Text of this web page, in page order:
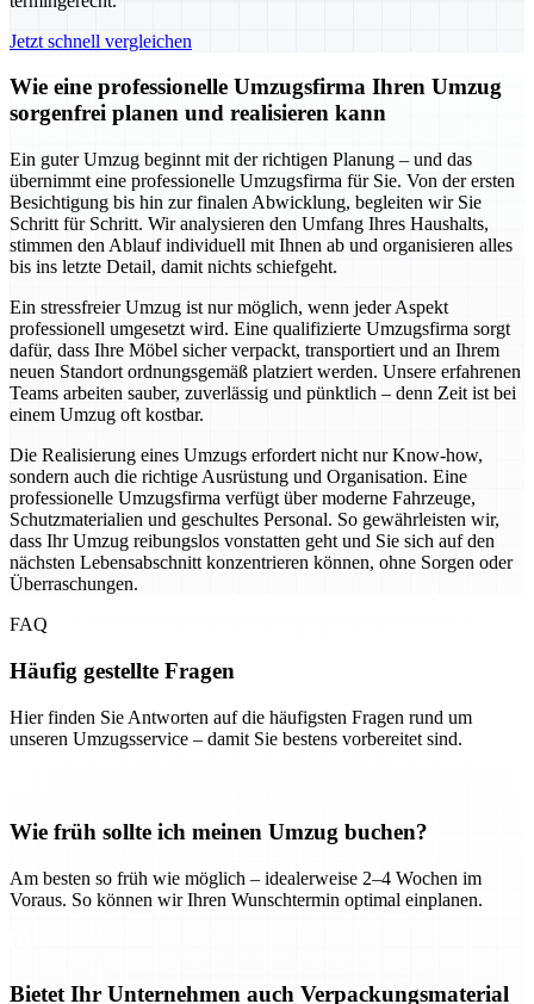
Jetzt schnell vergleichen
Wie eine professionelle Umzugsfirma Ihren Umzug
sorgenfrei planen und realisieren kann
Ein guter Umzug beginnt mit der richtigen Planung – und das
übernimmt eine professionelle Umzugsfirma für Sie. Von der ersten
Besichtigung bis hin zur finalen Abwicklung, begleiten wir Sie
Schritt für Schritt. Wir analysieren den Umfang Ihres Haushalts,
stimmen den Ablauf individuell mit Ihnen ab und organisieren alles
bis ins letzte Detail, damit nichts schiefgeht.
Ein stressfreier Umzug ist nur möglich, wenn jeder Aspekt
professionell umgesetzt wird. Eine qualifizierte Umzugsfirma sorgt
dafür, dass Ihre Möbel sicher verpackt, transportiert und an Ihrem
neuen Standort ordnungsgemäß platziert werden. Unsere erfahrenen
Teams arbeiten sauber, zuverlässig und pünktlich – denn Zeit ist bei
einem Umzug oft kostbar.
Die Realisierung eines Umzugs erfordert nicht nur Know-how,
sondern auch die richtige Ausrüstung und Organisation. Eine
professionelle Umzugsfirma verfügt über moderne Fahrzeuge,
Schutzmaterialien und geschultes Personal. So gewährleisten wir,
dass Ihr Umzug reibungslos vonstatten geht und Sie sich auf den
nächsten Lebensabschnitt konzentrieren können, ohne Sorgen oder
Überraschungen.
FAQ
Häufig gestellte Fragen
Hier finden Sie Antworten auf die häufigsten Fragen rund um
unseren Umzugsservice – damit Sie bestens vorbereitet sind.
Wie früh sollte ich meinen Umzug buchen?
Am besten so früh wie möglich – idealerweise 2–4 Wochen im
Voraus. So können wir Ihren Wunschtermin optimal einplanen.
Bietet Ihr Unternehmen auch Verpackungsmaterial